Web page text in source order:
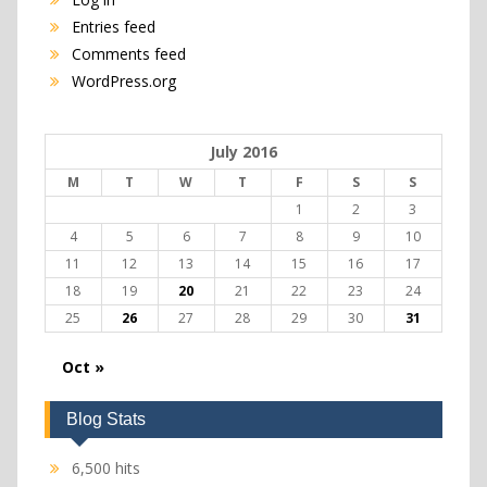
Entries feed
Comments feed
WordPress.org
July 2016
M T W T F S
S
1
2
3
4
5 6 7 8 9
10
11
12 13 14 15 16
17
18
19 20 21 22 23
24
25
26 27 28 29 30 31
Oct »
Blog Stats
6,500 hits